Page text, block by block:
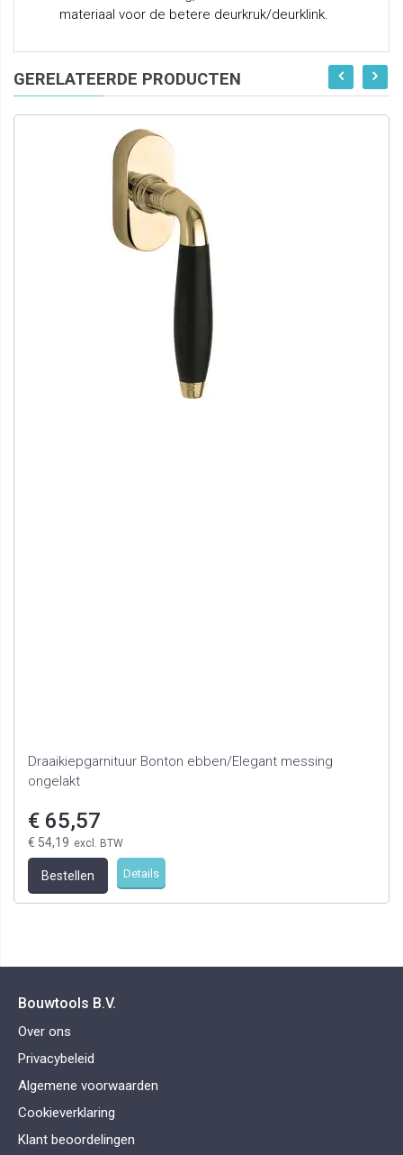
materiaal voor de betere deurkruk/deurklink.
GERELATEERDE PRODUCTEN
Draaikiepgarnituur Bonton ebben/Elegant messing
ongelakt
€ 65,57
€ 54,19
Bestellen Details
Bouwtools B.V.
Over ons
Privacybeleid
Algemene voorwaarden
Cookieverklaring
Klant beoordelingen